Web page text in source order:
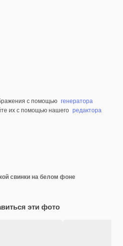
с помощью генератора
их с помощью нашего редактора
свинки на белом фоне
эти фото